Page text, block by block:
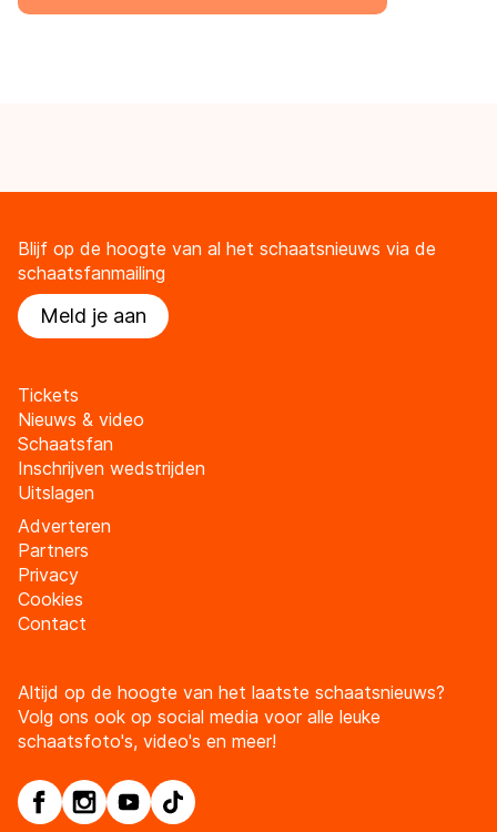
Blijf op de hoogte van al het schaatsnieuws via de
schaatsfanmailing
Meld je aan
Tickets
Nieuws & video
Schaatsfan
Inschrijven wedstrijden
Uitslagen
Adverteren
Partners
Privacy
Cookies
Contact
Altijd op de hoogte van het laatste schaatsnieuws?
Volg ons ook op social media voor alle leuke
schaatsfoto's, video's en meer!